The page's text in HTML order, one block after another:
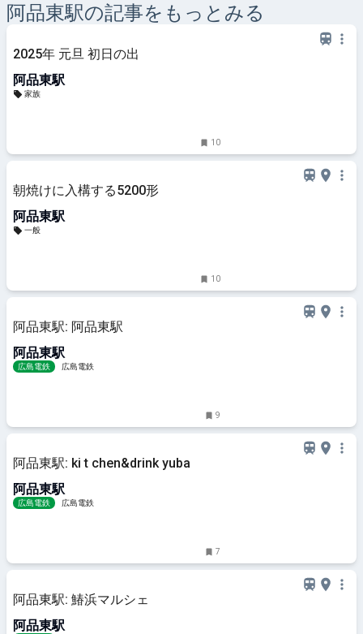
阿品東駅の記事をもっとみる
2025年 元旦 初日の出
阿品東駅
家族
10
朝焼けに入構する5200形
阿品東駅
一般
10
阿品東駅: 阿品東駅
阿品東駅
広島電鉄 広島電鉄
9
阿品東駅: ki t chen&drink yuba
阿品東駅
広島電鉄 広島電鉄
7
阿品東駅: 鰆浜マルシェ
阿品東駅